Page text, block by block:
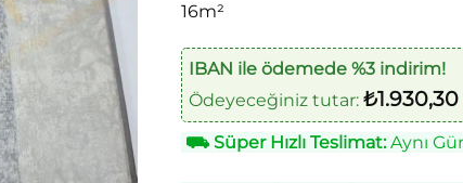
16m²
IBAN ile ödemede %3 indirim!
Ödeyeceğiniz tutar: ₺1.930,30
⛟Süper Hızlı Teslimat:Aynı